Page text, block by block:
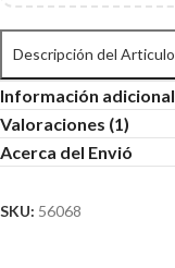
Descripción del Articulo
Información adicional
Valoraciones (1)
Acerca del Envió
SKU: 56068